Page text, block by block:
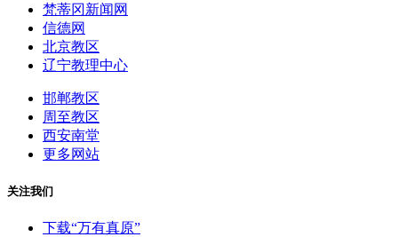
梵蒂冈新闻网
信德网
北京教区
辽宁教理中心
邯郸教区
周至教区
西安南堂
更多网站
关注我们
下载“万有真原”